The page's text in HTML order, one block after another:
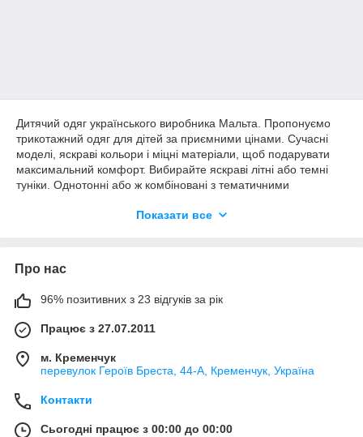
Дитячий одяг українського виробника Мальта. Пропонуємо
трикотажний одяг для дітей за приємними цінами. Сучасні
моделі, яскраві кольори і міцні матеріали, щоб подарувати
максимальний комфорт. Вибирайте яскраві літні або темні
туніки. Однотонні або ж комбіновані з тематичними
частиною, з капюшоном і кишенею-кенгуру. Дитячий одяг для
приводу фасону і кольору моделей.
Показати все
Про нас
96% позитивних з 23 відгуків за рік
Працює з 27.07.2011
м. Кременчук
перевулок Героїв Бреста, 44-А, Кременчук, Україна
Контакти
Сьогодні працює з 00:00 до 00:00